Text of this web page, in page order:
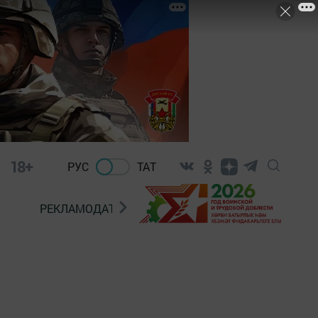
18+ РУС ТАТ
РЕКЛАМОДАТЕЛЯМ